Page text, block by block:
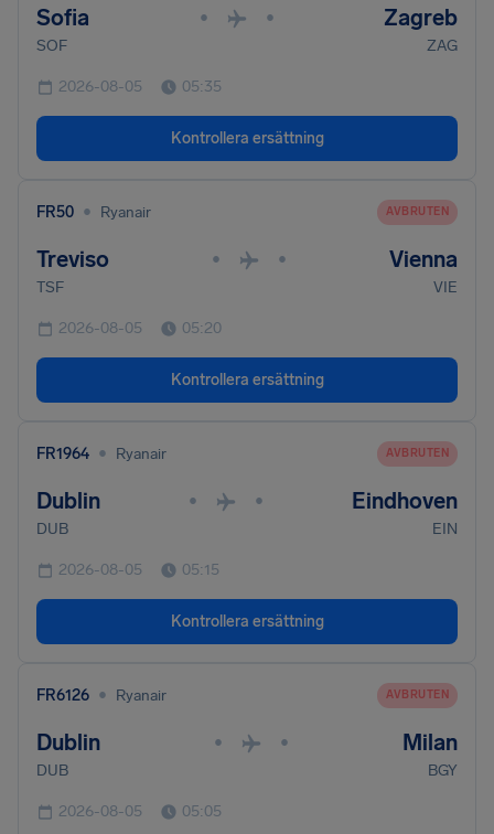
Sofia • • Zagreb
SOF ZAG
2026-08-05 05:35
Kontrollera ersättning
FR50 • Ryanair AVBRUTEN
Treviso • • Vienna
TSF VIE
2026-08-05 05:20
Kontrollera ersättning
FR1964 • Ryanair AVBRUTEN
Dublin • • Eindhoven
DUB EIN
2026-08-05 05:15
Kontrollera ersättning
FR6126 • Ryanair AVBRUTEN
Dublin • • Milan
DUB BGY
2026-08-05 05:05